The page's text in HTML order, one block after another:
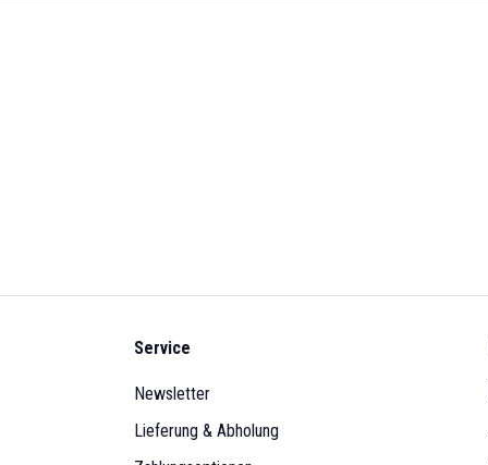
Service
Newsletter
Lieferung & Abholung